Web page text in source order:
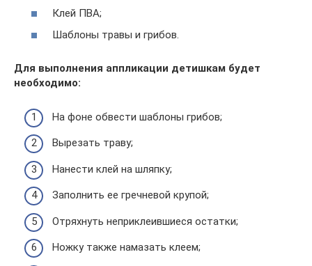
Клей ПВА;
Шаблоны травы и грибов.
Для выполнения аппликации детишкам будет
необходимо:
На фоне обвести шаблоны грибов;
Вырезать траву;
Нанести клей на шляпку;
Заполнить ее гречневой крупой;
Отряхнуть неприклеившиеся остатки;
Ножку также намазать клеем;